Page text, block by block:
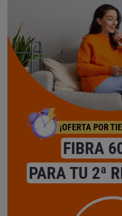
¡OFERTA POR
FIBRA
PARA TU 2ª